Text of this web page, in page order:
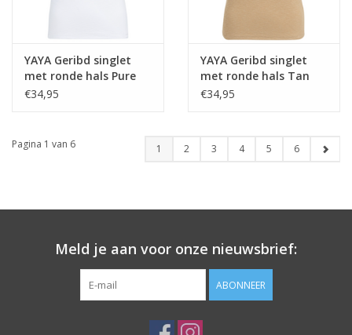
YAYA Geribd singlet
met ronde hals Pure
White
€34,95
YAYA Geribd singlet
met ronde hals Tan
Brown
€34,95
Pagina 1 van 6 1 2 3 4 5 6
Meld je aan voor onze nieuwsbrief:
ABONNEER